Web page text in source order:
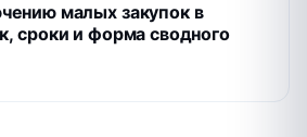
малых закупок в
сроки и форма сводного